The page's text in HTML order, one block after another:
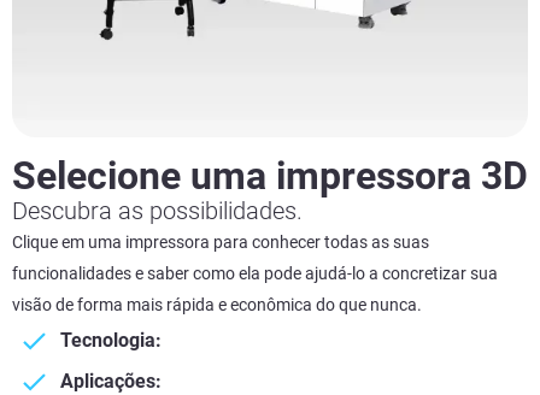
Selecione uma impressora 3D
Descubra as possibilidades.
Clique em uma impressora para conhecer todas as suas
funcionalidades e saber como ela pode ajudá-lo a concretizar sua
visão de forma mais rápida e econômica do que nunca.
Tecnologia:
Aplicações: